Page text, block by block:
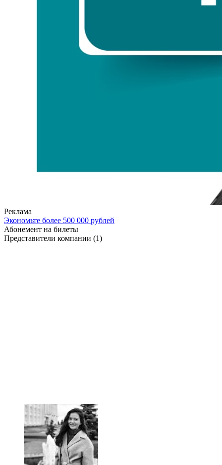
Реклама
Экономьте более 500 000 рублей
Абонемент на билеты
Представители компании (1)